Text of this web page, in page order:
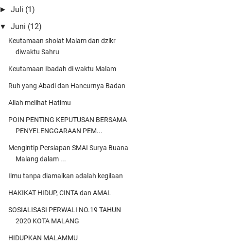
Admin
Amiiin Yaa Robbal 'Alamiin mugi-mugi kito
sedanten saget nderek beliau-belia …
Mbah Blankon
Semoga masih banyak ulama2 santun yg
menyejukkan umat yg akan mengawal dan
menga …
►Juli (1)
▼ Juni (12)
Keutamaan sholat Malam dan dzikr
diwaktu Sahru
Keutamaan Ibadah di waktu Malam
Ruh yang Abadi dan Hancurnya Badan
Allah melihat Hatimu
POIN PENTING KEPUTUSAN BERSAMA
PENYELENGGARAAN PEM...
Mengintip Persiapan SMAI Surya Buana
Malang dalam ...
Ilmu tanpa diamalkan adalah kegilaan
HAKIKAT HIDUP, CINTA dan AMAL
SOSIALISASI PERWALI NO.19 TAHUN
2020 KOTA MALANG
HIDUPKAN MALAMMU